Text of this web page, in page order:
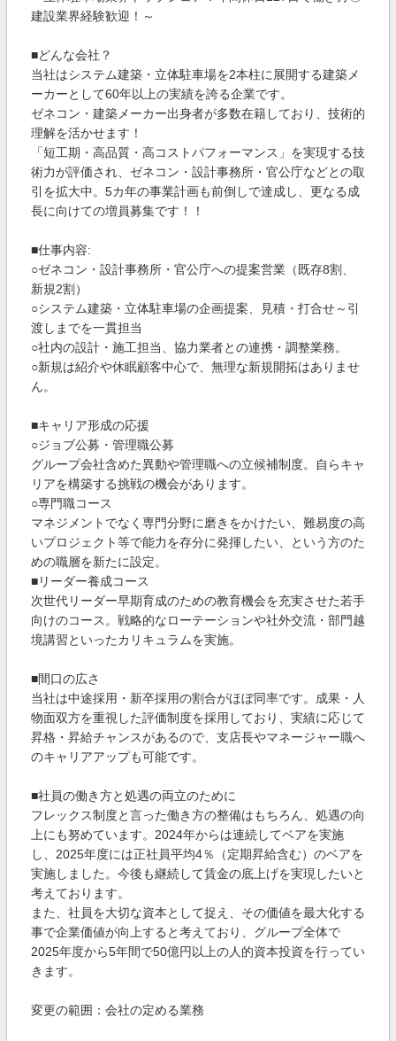
建設業界経験歓迎！～
■どんな会社？
当社はシステム建築・立体駐車場を2本柱に展開する建築メ
ーカーとして60年以上の実績を誇る企業です。
ゼネコン・建築メーカー出身者が多数在籍しており、技術的
理解を活かせます！
「短工期・高品質・高コストパフォーマンス」を実現する技
術力が評価され、ゼネコン・設計事務所・官公庁などとの取
引を拡大中。5カ年の事業計画も前倒しで達成し、更なる成
長に向けての増員募集です！！
■仕事内容:
○ゼネコン・設計事務所・官公庁への提案営業（既存8割、
新規2割）
○システム建築・立体駐車場の企画提案、見積・打合せ～引
渡しまでを一貫担当
○社内の設計・施工担当、協力業者との連携・調整業務。
○新規は紹介や休眠顧客中心で、無理な新規開拓はありませ
ん。
■キャリア形成の応援
○ジョブ公募・管理職公募
グループ会社含めた異動や管理職への立候補制度。自らキャ
リアを構築する挑戦の機会があります。
○専門職コース
マネジメントでなく専門分野に磨きをかけたい、難易度の高
いプロジェクト等で能力を存分に発揮したい、という方のた
めの職層を新たに設定。
■リーダー養成コース
次世代リーダー早期育成のための教育機会を充実させた若手
向けのコース。戦略的なローテーションや社外交流・部門越
境講習といったカリキュラムを実施。
■間口の広さ
当社は中途採用・新卒採用の割合がほぼ同率です。成果・人
物面双方を重視した評価制度を採用しており、実績に応じて
昇格・昇給チャンスがあるので、支店長やマネージャー職へ
のキャリアアップも可能です。
■社員の働き方と処遇の両立のために
フレックス制度と言った働き方の整備はもちろん、処遇の向
上にも努めています。2024年からは連続してベアを実施
し、2025年度には正社員平均4％（定期昇給含む）のベアを
実施しました。今後も継続して賃金の底上げを実現したいと
考えております。
また、社員を大切な資本として捉え、その価値を最大化する
事で企業価値が向上すると考えており、グループ全体で
2025年度から5年間で50億円以上の人的資本投資を行ってい
きます。
変更の範囲：会社の定める業務